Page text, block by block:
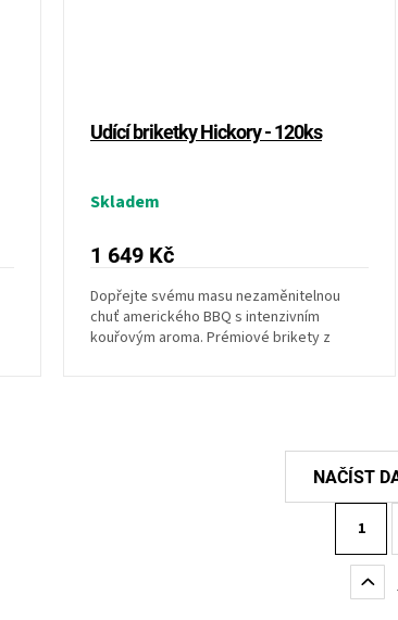
Udící briketky Hickory - 120ks
Skladem
1 649 Kč
Dopřejte svému masu nezaměnitelnou
chuť amerického BBQ s intenzivním
kouřovým aroma. Prémiové brikety z
1